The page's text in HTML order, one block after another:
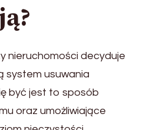
nieruchomości decyduje
system usuwania
być jest to sposób
oraz umożliwiające